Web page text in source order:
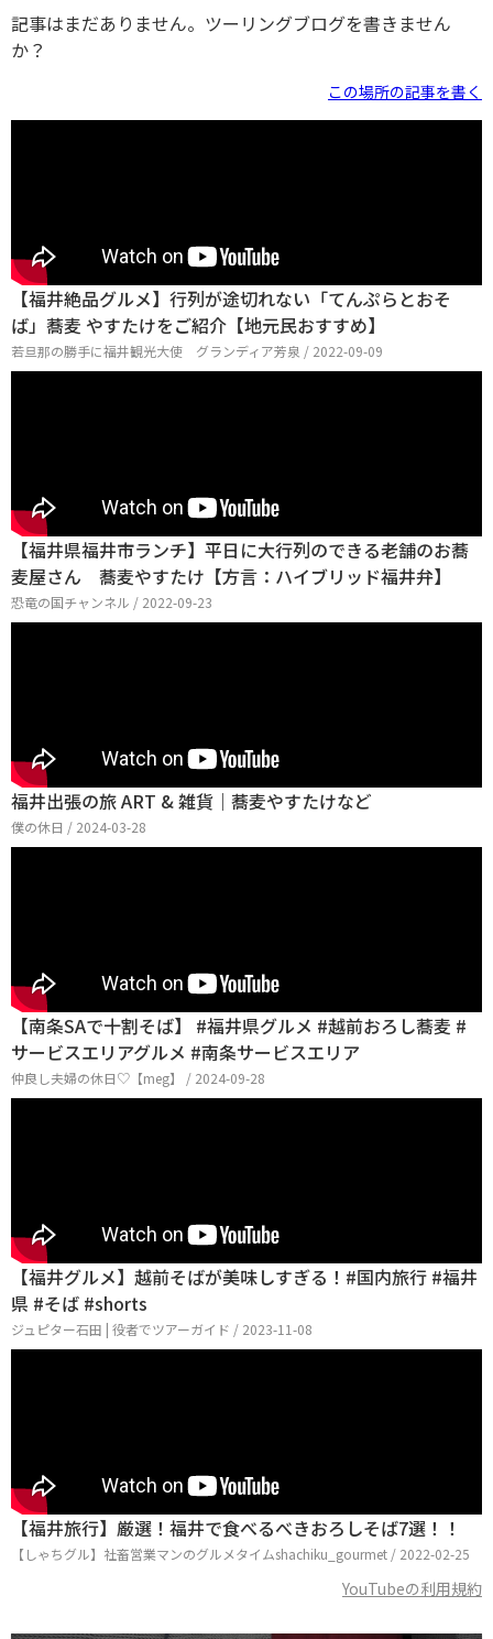
記事はまだありません。ツーリングブログを書きません
か？
この場所の記事を書く
【福井絶品グルメ】行列が途切れない「てんぷらとおそ
ば」蕎麦 やすたけをご紹介【地元民おすすめ】
若旦那の勝手に福井観光大使 グランディア芳泉 / 2022-09-09
【福井県福井市ランチ】平日に大行列のできる老舗のお蕎
麦屋さん 蕎麦やすたけ【方言：ハイブリッド福井弁】
恐竜の国チャンネル / 2022-09-23
福井出張の旅 ART & 雑貨｜蕎麦やすたけなど
僕の休日 / 2024-03-28
【南条SAで十割そば】 #福井県グルメ #越前おろし蕎麦 #
サービスエリアグルメ #南条サービスエリア
仲良し夫婦の休日♡【meg】 / 2024-09-28
【福井グルメ】越前そばが美味しすぎる！#国内旅行 #福井
県 #そば #shorts
ジュピター石田 | 役者でツアーガイド / 2023-11-08
【福井旅行】厳選！福井で食べるべきおろしそば7選！！
【しゃちグル】社畜営業マンのグルメタイムshachiku_gourmet / 2022-02-25
YouTubeの利用規約